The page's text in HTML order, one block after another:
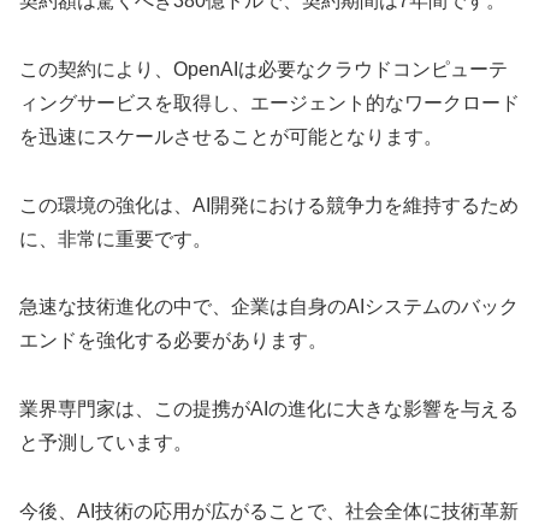
この契約により、OpenAIは必要なクラウドコンピューテ
ィングサービスを取得し、エージェント的なワークロード
を迅速にスケールさせることが可能となります。
この環境の強化は、AI開発における競争力を維持するため
に、非常に重要です。
急速な技術進化の中で、企業は自身のAIシステムのバック
エンドを強化する必要があります。
業界専門家は、この提携がAIの進化に大きな影響を与える
と予測しています。
今後、AI技術の応用が広がることで、社会全体に技術革新